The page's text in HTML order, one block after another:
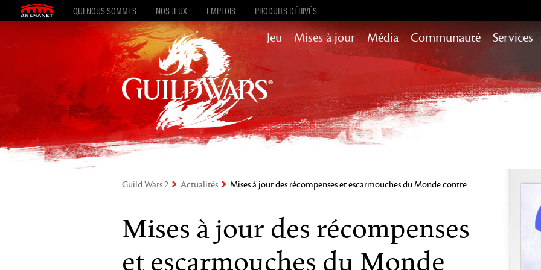
QUI NOUS SOMMES NOS JEUX EMPLOIS PRODUITS DÉRIVÉS
Jeu Mises à jour
Mises à jour de contenu pour l’histoire,
succès et encore plus
Heart of Thorns
Path of Fire
End of Dragons
Janthir Wilds
Média Communauté Services
Guild Wars 2 Actualités Mises à jour des récompenses et escarmouches du Monde contre...
Mises à jour des récompenses
et escarmouches du Monde